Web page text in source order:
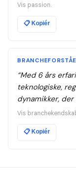
Vis passion.
📋Kopiér
“Med 6 års
teknologiske,
dynamikker,
Vis
📋Kopiér